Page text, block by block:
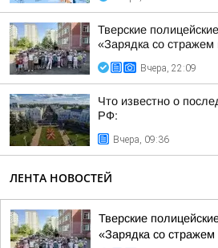
Тверские
«Зарядка со стражем
Вчера, 22:09
Что известно о
РФ:
Вчера, 09:36
ЛЕНТА НОВОСТЕЙ
Тверские
«Зарядка со стражем